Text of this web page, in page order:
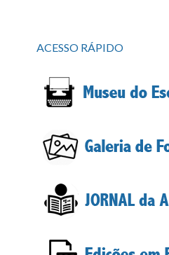
ACESSO RÁPIDO